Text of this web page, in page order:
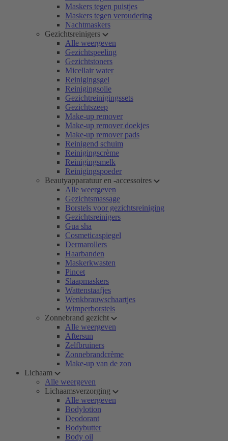
Maskers tegen puistjes
Maskers tegen veroudering
Nachtmaskers
Gezichtsreinigers
Alle weergeven
Gezichtspeeling
Gezichtstoners
Micellair water
Reinigingsgel
Reinigingsolie
Gezichtreinigingssets
Gezichtszeep
Make-up remover
Make-up remover doekjes
Make-up remover pads
Reinigend schuim
Reinigingscrème
Reinigingsmelk
Reinigingspoeder
Beautyapparatuur en -accessoires
Alle weergeven
Gezichtsmassage
Borstels voor gezichtsreiniging
Gezichtsreinigers
Gua sha
Cosmeticaspiegel
Dermarollers
Haarbanden
Maskerkwasten
Pincet
Slaapmaskers
Wattenstaafjes
Wenkbrauwschaartjes
Wimperborstels
Zonnebrand gezicht
Alle weergeven
Aftersun
Zelfbruiners
Zonnebrandcrème
Make-up van de zon
Lichaam
Alle weergeven
Lichaamsverzorging
Alle weergeven
Bodylotion
Deodorant
Bodybutter
Body oil